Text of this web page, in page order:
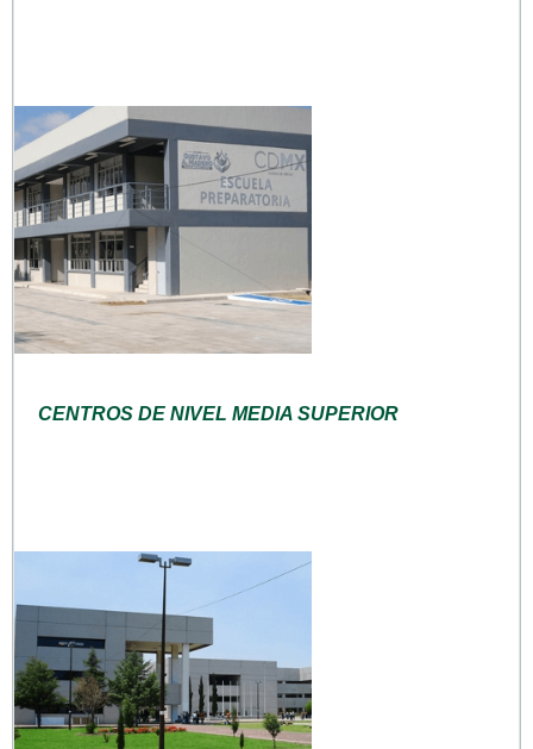
CENTROS DE NIVEL MEDIA SUPERIOR